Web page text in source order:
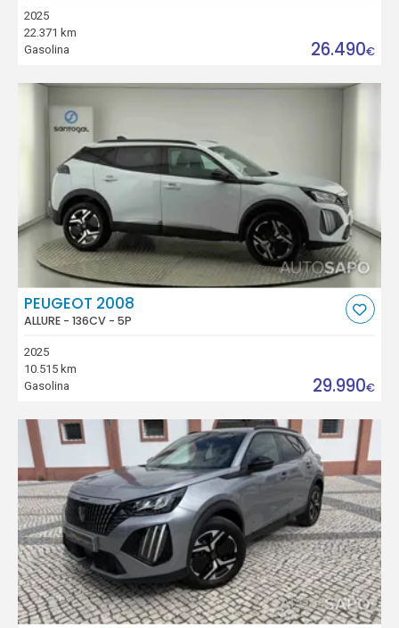
2025
22.371 km
Gasolina
26.490€
PEUGEOT 2008
ALLURE - 136CV - 5P
2025
10.515 km
Gasolina
29.990€